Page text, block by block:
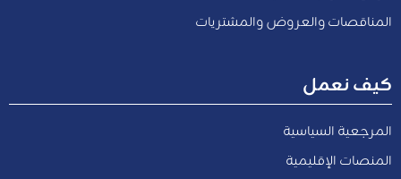
المناقصات والعروض والمشتريات
كيف نعمل
المرجعية السياسية
المنصات الإقليمية